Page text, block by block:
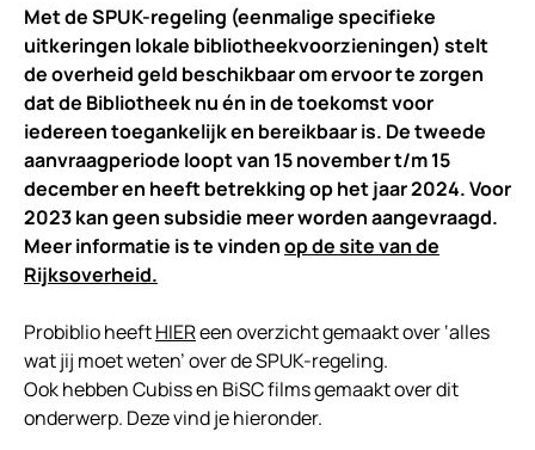
Met de SPUK-regeling (eenmalige specifieke
uitkeringen lokale bibliotheekvoorzieningen) stelt
de overheid geld beschikbaar om ervoor te zorgen
dat de Bibliotheek nu én in de toekomst voor
iedereen toegankelijk en bereikbaar is. De tweede
aanvraagperiode loopt van 15 november t/m 15
december en heeft betrekking op het jaar 2024. Voor
2023 kan geen subsidie meer worden aangevraagd.
Meer informatie is te vindenop de site van de
Rijksoverheid.
Probiblio heeftHIEReen overzicht gemaakt over ‘alles
wat jij moet weten’ over de SPUK-regeling.
Ook hebben Cubiss en BiSC films gemaakt over dit
onderwerp. Deze vind je hieronder.